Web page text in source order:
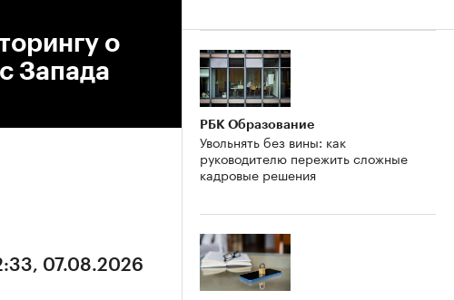
о
Запада
07.08.2026
РБК Образование
Увольнять без вины: как
руководителю пережить сложные
кадровые решения